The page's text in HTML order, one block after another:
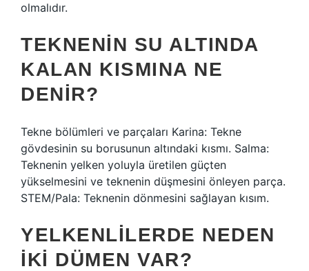
olmalıdır.
TEKNENIN SU ALTINDA
KALAN KISMINA NE
DENIR?
Tekne bölümleri ve parçaları Karina: Tekne
gövdesinin su borusunun altındaki kısmı. Salma:
Teknenin yelken yoluyla üretilen güçten
yükselmesini ve teknenin düşmesini önleyen parça.
STEM/Pala: Teknenin dönmesini sağlayan kısım.
YELKENLILERDE NEDEN
IKI DÜMEN VAR?